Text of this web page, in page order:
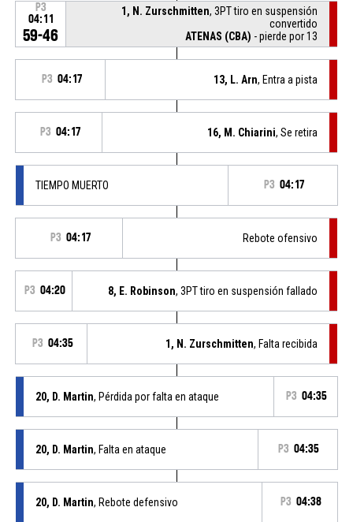
P3
04:11
59-46
1, N. Zurschmitten, 3PT tiro en suspensión
convertido
ATENAS (CBA) - pierde por 13
P3 04:17 13, L. Arn, Entra a pista
P3 04:17 16, M. Chiarini, Se retira
TIEMPO MUERTO P3 04:17
P3 04:17 Rebote ofensivo
P3 04:20 8, E. Robinson, 3PT tiro en suspensión fallado
P3 04:35 1, N. Zurschmitten, Falta recibida
20, D. Martin, Pérdida por falta en ataque P3 04:35
20, D. Martin, Falta en ataque P3 04:35
20, D. Martin, Rebote defensivo P3 04:38